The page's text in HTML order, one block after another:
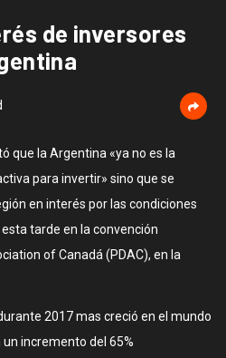
de inversores
que la Argentina «ya no es la
para invertir» sino que se
en interés por las condiciones
tarde en la convención
of Canadá (PDAC), en la
2017 mas creció en el mundo
incremento del 65%